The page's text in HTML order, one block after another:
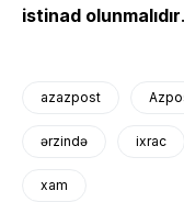
istinad olunmalıdır.
azazpost
ərzində ixrac
xam